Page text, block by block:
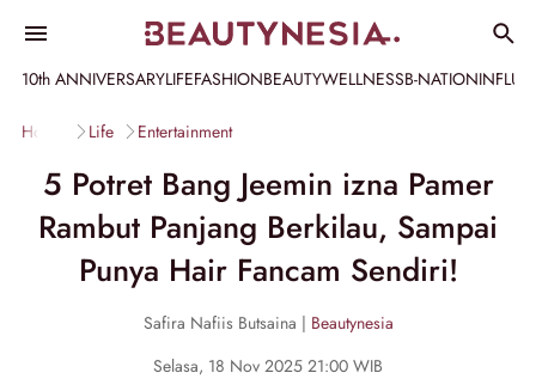
10th ANNIVERSARYLIFEFASHIONBEAUTYWELLNESSB-NATION
Home Life Entertainment
5 Potret Bang Jeemin izna Pamer
Rambut Panjang Berkilau, Sampai
Punya Hair Fancam Sendiri!
Safira Nafiis Butsaina | Beautynesia
Selasa, 18 Nov 2025 21:00 WIB